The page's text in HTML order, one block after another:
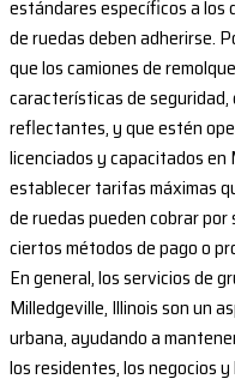
estándares específicos a los
de ruedas deben adherirse.
que los camiones de
características de
reflectantes, y que estén
licenciados y capacitados
establecer tarifas máximas
de ruedas pueden cobrar
ciertos métodos de pago o
En general, los servicios de
Milledgeville, Illinois son un
urbana, ayudando a
los residentes, los negocios